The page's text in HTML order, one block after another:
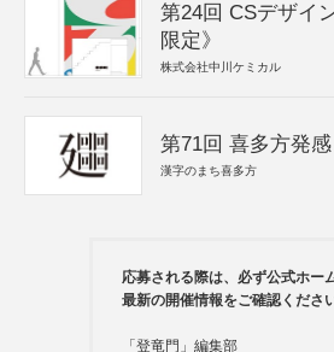
第24回 CSデザイ
限定》
株式会社中川ケミカル
第71回 喜多方発
漢字のまち喜多方
応募される際は、必ず公式ホー
最新の開催情報をご確認ください
「登竜門」編集部